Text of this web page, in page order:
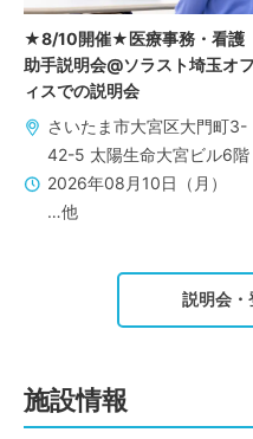
★8/10開催★医療事務・看護
助手説明会@ソラスト埼玉オフ
ィスでの説明会
さいたま市大宮区大門町3-
42-5 太陽生命大宮ビル6階
2026年08月10日（月）
…他
説明会・
施設情報